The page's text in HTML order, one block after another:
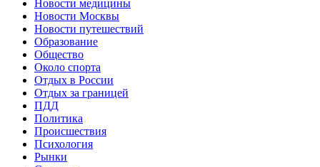
Новости медицины
Новости Москвы
Новости путешествий
Образование
Общество
Около спорта
Отдых в России
Отдых за границей
ПДД
Политика
Происшествия
Психология
Рынки